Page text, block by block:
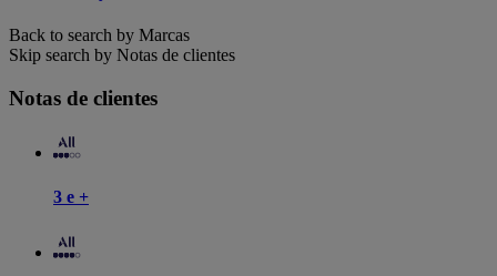
Back to search by Marcas
Skip search by Notas de clientes
Notas de clientes
3 e +